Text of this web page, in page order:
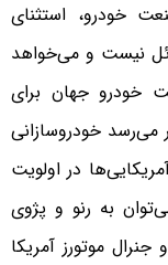
خودرو، استثنای
نیست و می‌خواهد
خودرو جهان برای
می‌رسد خودروسازانی
در اولویت
به رنو و پژوی
موتورز آمریکا